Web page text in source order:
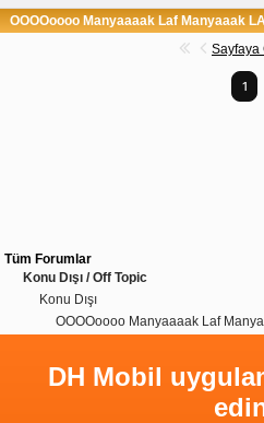
OOOOoooo Manyaaaak Laf Manyaaak
Sayfaya
1
Tüm Forumlar
Konu Dışı / Off Topic
Konu Dışı
OOOOoooo Manyaaaak Laf
DH Mobil